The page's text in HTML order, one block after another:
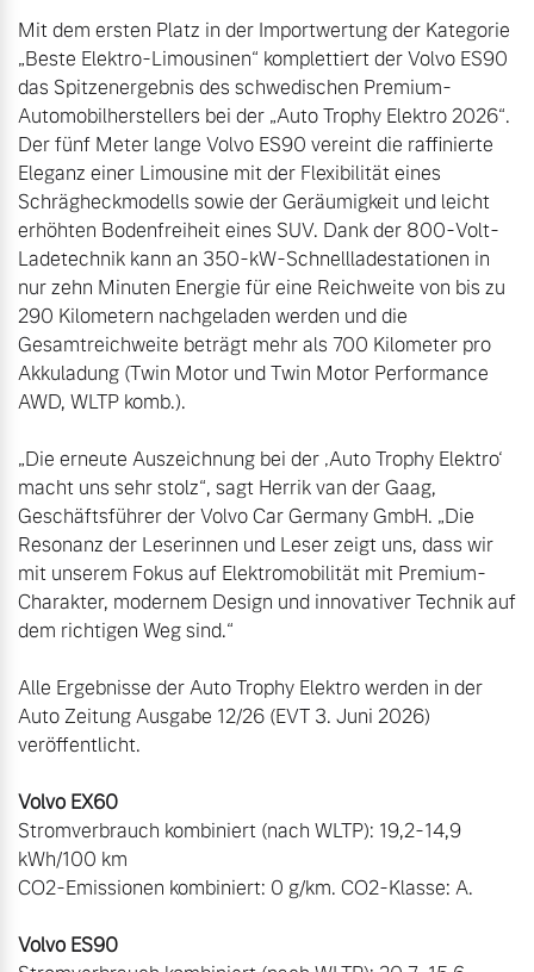
Mit dem ersten Platz in der Importwertung der Kategorie
„Beste Elektro-Limousinen“ komplettiert der Volvo ES90
das Spitzenergebnis des schwedischen Premium-
Automobilherstellers bei der „Auto Trophy Elektro 2026“.
Der fünf Meter lange Volvo ES90 vereint die raffinierte
Eleganz einer Limousine mit der Flexibilität eines
Schrägheckmodells sowie der Geräumigkeit und leicht
erhöhten Bodenfreiheit eines SUV. Dank der 800-Volt-
Ladetechnik kann an 350-kW-Schnellladestationen in
nur zehn Minuten Energie für eine Reichweite von bis zu
290 Kilometern nachgeladen werden und die
Gesamtreichweite beträgt mehr als 700 Kilometer pro
Akkuladung (Twin Motor und Twin Motor Performance
AWD, WLTP komb.).
„Die erneute Auszeichnung bei der ‚Auto Trophy Elektro‘
macht uns sehr stolz“, sagt Herrik van der Gaag,
Geschäftsführer der Volvo Car Germany GmbH. „Die
Resonanz der Leserinnen und Leser zeigt uns, dass wir
mit unserem Fokus auf Elektromobilität mit Premium-
Charakter, modernem Design und innovativer Technik auf
dem richtigen Weg sind.“
Alle Ergebnisse der Auto Trophy Elektro werden in der
Auto Zeitung Ausgabe 12/26 (EVT 3. Juni 2026)
veröffentlicht.
Stromverbrauch kombiniert (nach WLTP): 19,2-14,9
kWh/100 km
CO2-Emissionen kombiniert: 0 g/km. CO2-Klasse: A.